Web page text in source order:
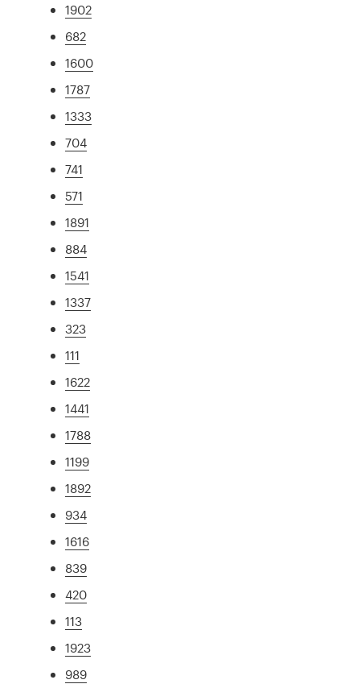
1902
682
1600
1787
1333
704
741
571
1891
884
1541
1337
323
111
1622
1441
1788
1199
1892
934
1616
839
420
113
1923
989